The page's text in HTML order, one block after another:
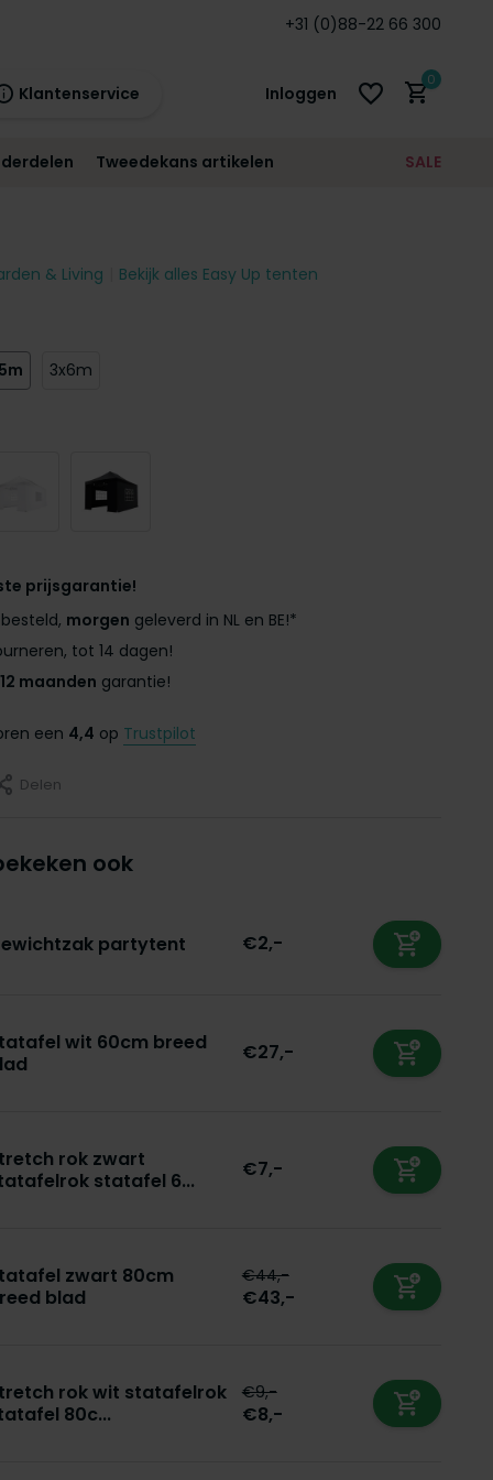
+31 (0)88-22 66 300
Klantenservice Inloggen
21:00
morgen
Account aanmaken
0
Tweedekans artikelen SALE
& Living Bekijk alles Easy Up tenten
3x6m
prijsgarantie!
morgen geleverd in NL en BE!*
tot 14 dagen!
12 maanden garantie!
een 4,4 op Trustpilot
Delen
ook
partytent €2,-
wit 60cm breed
€27,-
rok zwart
statafel 6...
€7,-
zwart 80cm
blad
€44,-
€43,-
rok wit statafelrok
80c...
€9,-
€8,-